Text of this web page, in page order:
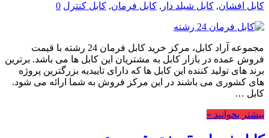
کابل افشان, کابل شیلد دار , کابل فرمان, کابل کنترل 0
مجموعه آراد کابل، مرکز خرید کابل فرمان 24 رشته با قیمت
فروش عمده در بازار کابل به مشتریان این کابل ها می باشد. برترین
برند های تولید کننده این کابل ها که دارای تاییدیه بزرگترین پروژه
های کشوری می باشند در این مرکز فروش به شما ارائه می شود.
کابل …
بیشتر بخوانید »